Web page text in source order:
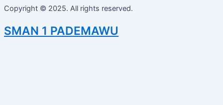
Copyright © 2025. All rights reserved.
SMAN 1 PADEMAWU